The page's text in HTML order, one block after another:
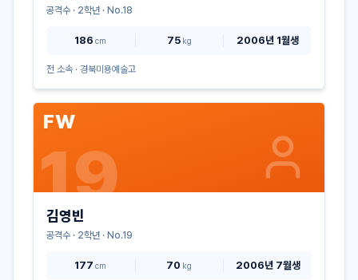
공격수· 2학년 · No.18
186 cm 75 kg 2006년 1월생
전 소속 · 경북미용예술고
FW
19
김영빈
공격수· 2학년 · No.19
177 cm 70 kg 2006년 7월생